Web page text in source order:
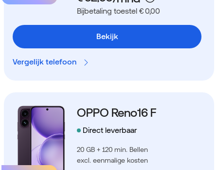
Bijbetaling toestel € 0,00
Bekijk
Vergelijk telefoon
OPPO Reno16 F
Direct leverbaar
20 GB + 120 min. Bellen
excl. eenmalige kosten